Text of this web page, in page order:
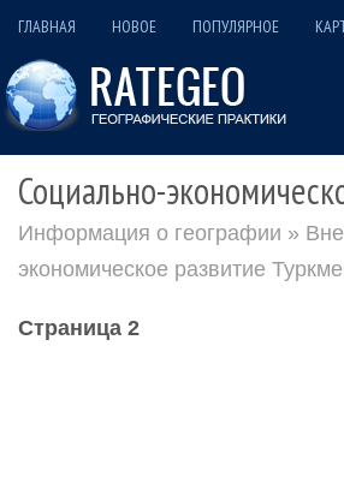
ГЛАВНАЯ НОВОЕ ПОПУЛЯРНОЕ
Социально-
Информация о географии »
экономическое развитие
Страница 2